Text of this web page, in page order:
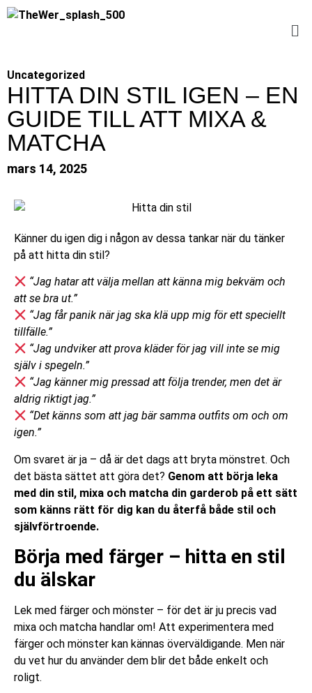
Uncategorized
HITTA DIN STIL IGEN – EN
GUIDE TILL ATT MIXA &
MATCHA
mars 14, 2025
Känner du igen dig i någon av dessa tankar när du tänker
på att hitta din stil?
“Jag hatar att välja mellan att känna mig bekväm och
att se bra ut.”
“Jag får panik när jag ska klä upp mig för ett speciellt
tillfälle.”
“Jag undviker att prova kläder för jag vill inte se mig
själv i spegeln.”
“Jag känner mig pressad att följa trender, men det är
aldrig riktigt jag.”
“Det känns som att jag bär samma outfits om och om
igen.”
Om svaret är ja – då är det dags att bryta mönstret. Och
det bästa sättet att göra det? Genom att börja leka
med din stil, mixa och matcha din garderob på ett sätt
som känns rätt för dig kan du återfå både stil och
självförtroende.
Börja med färger – hitta en stil
du älskar
Lek med färger och mönster – för det är ju precis vad
mixa och matcha handlar om! Att experimentera med
färger och mönster kan kännas överväldigande. Men när
du vet hur du använder dem blir det både enkelt och
roligt.